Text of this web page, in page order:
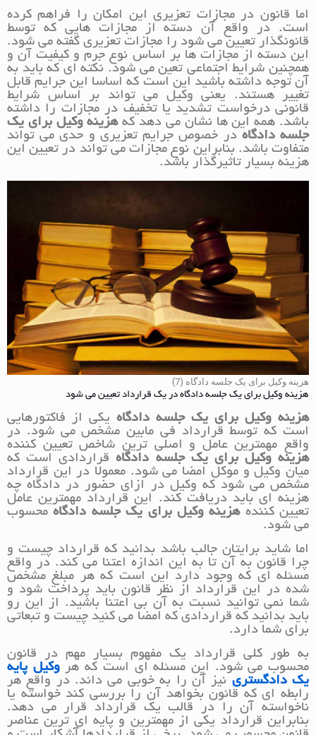
اما قانون در مجازات تعزیری این امکان را فراهم کرده
است. در واقع آن دسته از مجازات هایی که توسط
قانونگذار تعیین می شود را مجازات تعزیری گفته می شود.
این دسته از مجازات ها بر اساس نوع جرم و کیفیت آن و
همچنین شرایط اجتماعی تعین می شود. نکته ای که باید به
آن توجه داشته باشید این است که اساسا این جرایم قابل
تغییر هستند. یعنی وکیل می تواند بر اساس شرایط
قانونی درخواست تشدید یا تخفیف در مجازات را داشته
باشد. همه این ها نشان می دهد کههزینه وکیل برای یک
جلسه دادگاه در خصوص جرایم تعزیری و حدی می تواند
متفاوت باشد. بنابراین نوع مجازات می تواند در تعیین این
هزینه بسیار تاثیرگذار باشد.
هزینه وکیل برای یک جلسه دادگاه (7)
هزینه وکیل برای یک جلسه دادگاه در یک قرارداد تعیین می شود
هزینه وکیل برای یک جلسه دادگاه یکی از فاکتورهایی
است که توسط قرارداد فی مابین مشخص می شود. در
واقع مهمترین عامل و اصلی ترین شاخص تعیین کننده
هزینه وکیل برای یک جلسه دادگاهقراردادی است که
میان وکیل و موکل امضا می شود. معمولا در این قرارداد
مشخص می شود که وکیل در ازای حضور در دادگاه چه
هزینه ای باید دریافت کند. این قرارداد مهمترین عامل
تعیین کنندههزینه وکیل برای یک جلسه دادگاهمحسوب
می شود.
اما شاید برایتان جالب باشد بدانید که قرارداد چیست و
چرا قانون به آن تا به این اندازه اعتنا می کند. در واقع
مسئله ای که وجود دارد این است که هر مبلغ مشخص
شده در این قرارداد از نظر قانون باید پرداخت شود و
شما نمی توانید نسبت به آن بی اعتنا باشید. از این رو
باید بدانید که قراردادی که امضا می کنید چیست و تبعاتی
برای شما دارد.
به طور کلی قرارداد یک مفهوم بسیار مهم در قانون
محسوب می شود. این مسئله ای است که هروکیل پایه
یک دادگستری نیز آن را به خوبی می داند. در واقع هر
رابطه ای که قانون بخواهد آن را بررسی کند خواسته یا
ناخواسته آن را در قالب یک قرارداد قرار می دهد.
بنابراین قرارداد یکی از مهمترین و پایه ای ترین عناصر